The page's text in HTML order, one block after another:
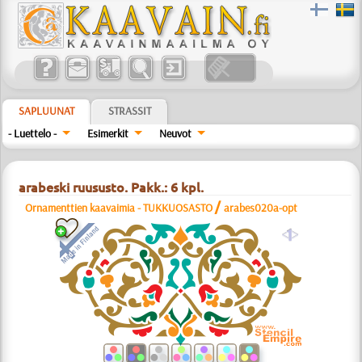
SAPLUUNAT
STRASSIT
- Luettelo -
Esimerkit Neuvot
arabeski ruususto. Pakk.: 6 kpl.
Ornamenttien kaavaimia - TUKKUOSASTO /arabes020a-opt
a